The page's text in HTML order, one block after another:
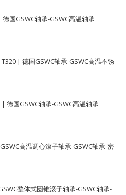
德国GSWC轴承-GSWC高温轴承
T320 | 德国GSWC轴承-GSWC高温不锈
| 德国GSWC轴承-GSWC高温轴承
高温调心滚子轴承-GSWC轴承-密
整体式圆锥滚子轴承-GSWC轴承-